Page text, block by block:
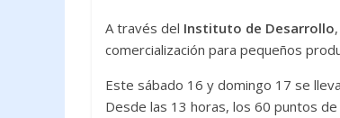
o
k
p
p
A través del Instituto de Desarrollo
comercialización para pequeños
Este sábado 16 y domingo 17 se
Desde las 13 horas, los 60 puntos